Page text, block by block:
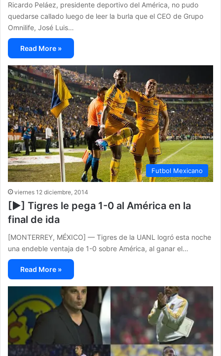
Ricardo Peláez, presidente deportivo del América, no pudo
quedarse callado luego de leer la burla que el CEO de Grupo
Omnilife, José Luis…
Read More »
Futbol Mexicano
viernes 12 diciembre, 2014
[▶] Tigres le pega 1-0 al América en la
final de ida
[MONTERREY, MÉXICO] — Tigres de la UANL logró esta noche
una endeble ventaja de 1-0 sobre América, al ganar el…
Read More »